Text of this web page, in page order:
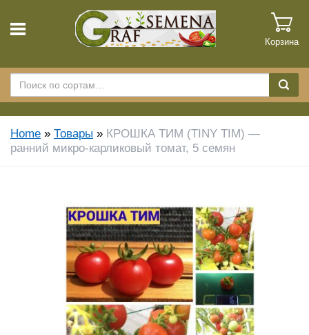
Корзина
Home » Товары » КРОШКА ТИМ (TINY TIM) —
ранний микро-карликовый томат, 5 семян